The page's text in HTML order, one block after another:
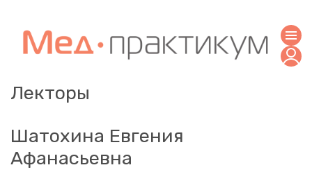
Лекторы
Шатохина Евгения
Афанасьевна